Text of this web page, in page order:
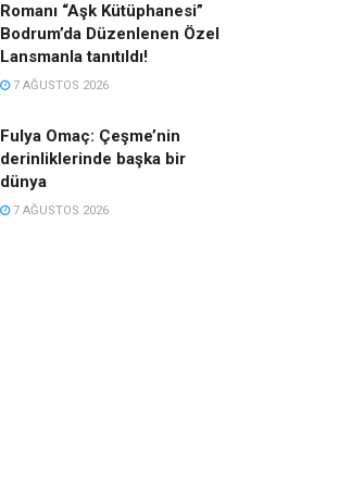
Romanı “Aşk Kütüphanesi”
Bodrum’da Düzenlenen Özel
Lansmanla tanıtıldı!
7 AĞUSTOS 2026
Fulya Omaç: Çeşme’nin
derinliklerinde başka bir
dünya
7 AĞUSTOS 2026